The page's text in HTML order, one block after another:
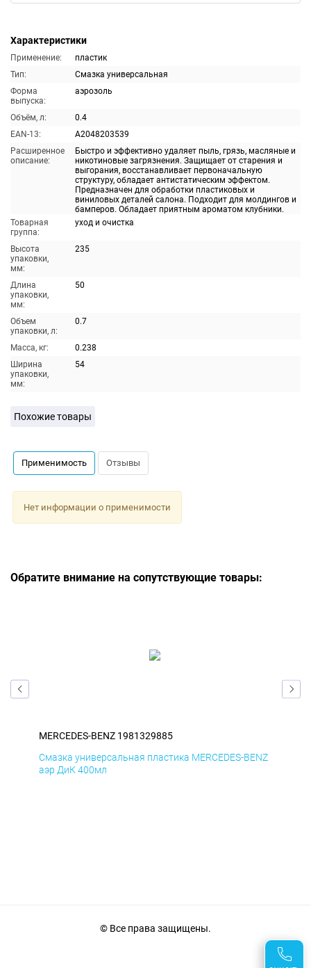
Характеристики
Применение:
пластик
Тип:
Смазка универсальная
Форма
выпуска:
аэрозоль
Объём, л:
0.4
EAN-13:
A2048203539
Расширенное
описание:
Быстро и эффективно удаляет пыль, грязь, масляные и
никотиновые загрязнения. Защищает от старения и
выгорания, восстанавливает первоначальную
структуру, обладает антистатическим эффектом.
Предназначен для обработки пластиковых и
виниловых деталей салона. Подходит для молдингов и
бамперов. Обладает приятным ароматом клубники.
Товарная
группа:
уход и очистка
Высота
упаковки,
мм:
235
Длина
упаковки,
мм:
50
Объем
упаковки, л:
0.7
Масса, кг:
0.238
Ширина
упаковки,
мм:
54
Похожие товары
Применимость Отзывы
Нет информации о применимости
Обратите внимание на сопутствующие товары:
MERCEDES-BENZ 1981329885
Смазка универсальная пластика MERCEDES-BENZ
аэр ДиК 400мл
© Все права защищены.